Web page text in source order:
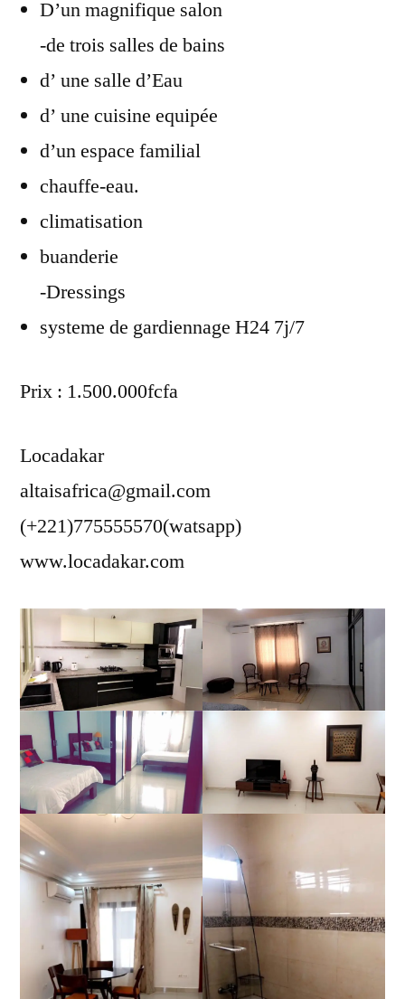
D’un magnifique salon
-de trois salles de bains
d’ une salle d’Eau
d’ une cuisine equipée
d’un espace familial
chauffe-eau.
climatisation
buanderie
-Dressings
systeme de gardiennage H24 7j/7
Prix : 1.500.000fcfa
Locadakar
altaisafrica@gmail.com
(+221)775555570(watsapp)
www.locadakar.com